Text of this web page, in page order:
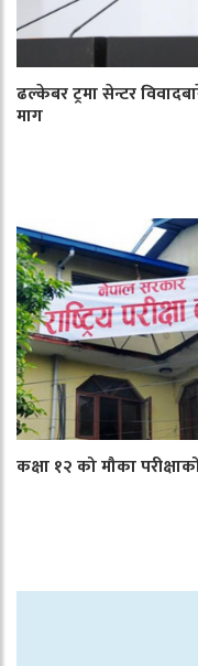
ढल्केबर ट्रमा सेन्टर
माग
कक्षा १२ को मौका